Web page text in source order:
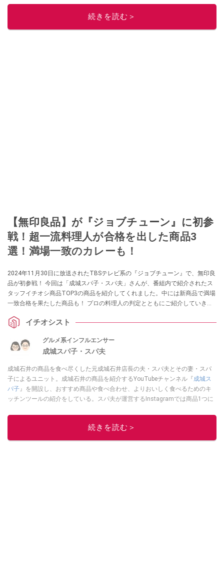
ニュースでフォローしてください！
このイチオシストの他の記事を読む
続きを読む＞
【無印良品】が『ジョブチューン』に初参
戦！超一流料理人が合格を出した商品3
選！満場一致のカレーも！
2024年11月30日に放送されたTBSテレビ系の『ジョブチューン』で、無印良
品が初参戦！ 今回は「成城スパ子・スパ夫」さんが、番組内で紹介されたス
タッフイチオシ商品TOP3の商品を紹介してくれました。中には新商品で満場
一致合格を果たした商品も！ プロの料理人の判定とともにご紹介していきま
イチオシスト
グルメ系インフルエンサー
成城スパ子・スパ夫
成城石井の商品を食べ尽くした元成城石井店長の夫・スパ夫とその妻・スパ
子によるユニット。成城石井の商品を紹介するYouTubeチャンネル『成城ス
パ子』を開設し、おすすめ商品や食べ合わせ、よりおいしく食べるためのキ
ッチンツールの紹介をしている。スパ夫が運営するInstagramでは商品1つに
ィープな魅力を発信している。
続きを読む＞